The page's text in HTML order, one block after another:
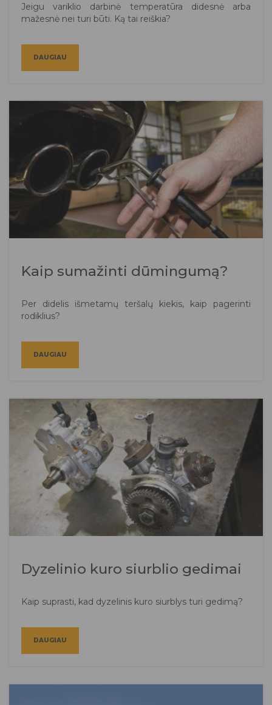
Jeigu variklio darbinė temperatūra didesnė arba
mažesnė nei turi būti. Ką tai reiškia?
DAUGIAU
Kaip sumažinti dūmingumą?
Per didelis išmetamų teršalų kiekis, kaip pagerinti
rodiklius?
DAUGIAU
Dyzelinio kuro siurblio gedimai
Kaip suprasti, kad dyzelinis kuro siurblys turi gedimą?
DAUGIAU